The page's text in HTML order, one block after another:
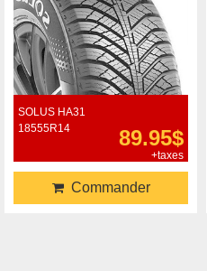
SOLUS HA31
18555R14
89.95$
+taxes
Commander